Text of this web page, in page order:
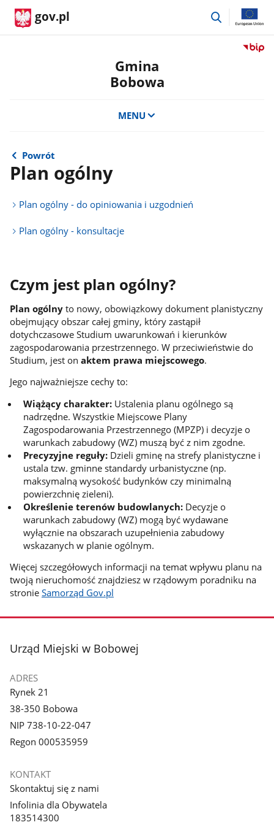
gov.pl
przejdź
Przejdź
Gmina
Bobowa
MENU
Powrót
Plan ogólny
Plan ogólny - do opiniowania i uzgodnień
Plan ogólny - konsultacje
Czym jest plan ogólny?
Plan ogólnyto nowy, obowiązkowy dokument planistyczny
obejmujący obszar całej gminy, który zastąpił
dotychczasowe Studium uwarunkowań i kierunków
zagospodarowania przestrzennego. W przeciwieństwie do
Studium, jest on aktem prawa miejscowego.
Jego najważniejsze cechy to:
Wiążący charakter:Ustalenia planu ogólnego są
nadrzędne. Wszystkie Miejscowe Plany
Zagospodarowania Przestrzennego (MPZP) i decyzje o
warunkach zabudowy (WZ) muszą być z nim zgodne.
Precyzyjne reguły:Dzieli gminę na strefy planistyczne i
ustala tzw. gminne standardy urbanistyczne (np.
maksymalną wysokość budynków czy minimalną
powierzchnię zieleni).
Określenie terenów budowlanych:Decyzje o
warunkach zabudowy (WZ) mogą być wydawane
wyłącznie na obszarach uzupełnienia zabudowy
wskazanych w planie ogólnym.
Więcej szczegółowych informacji na temat wpływu planu na
twoją nieruchomość znajdziesz w rządowym poradniku na
stronie Samorząd Gov.pl
stopka
Urząd Miejski w Bobowej
ADRES
Rynek 21
38-350 Bobowa
NIP 738-10-22-047
Regon 000535959
KONTAKT
Skontaktuj się z nami
Infolinia dla Obywatela
183514300